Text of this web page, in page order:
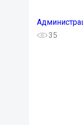
35